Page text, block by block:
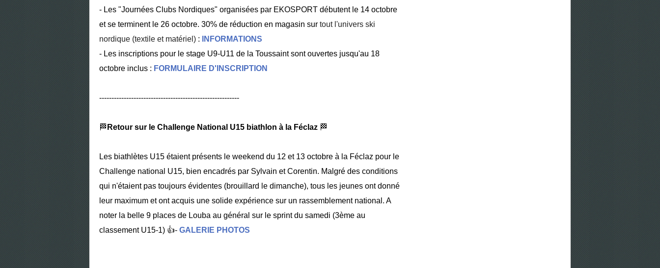
- Les "Journées Clubs Nordiques" organisées par EKOSPORT débutent le 14 octobre
et se terminent le 26 octobre. 30% de réduction en magasin sur tout l'univers ski
nordique (textile et matériel) :
INFORMATIONS
- Les inscriptions pour le stage U9-U11 de la Toussaint sont ouvertes jusqu'au 18
octobre inclus : FORMULAIRE D'INSCRIPTION
---------------------------------------------------------
🏁 Retour sur le Challenge National U15 biathlon à la Féclaz 🏁
Les biathlètes U15 étaient présents le weekend du 12 et 13 octobre à la Féclaz pour le
Challenge national U15, bien encadrés par Sylvain et Corentin. Malgré des conditions
qui n'étaient pas toujours évidentes (brouillard le dimanche), tous les jeunes ont donné
leur maximum et ont acquis une solide expérience sur un rassemblement national. A
noter la belle 9 places de Louba au général sur le sprint du samedi (3ème au
classement U15-1) 👍- GALERIE PHOTOS